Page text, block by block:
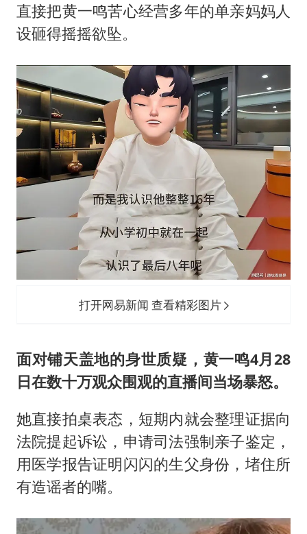
直接把黄一鸣苦心经营多年的单亲妈妈人
设砸得摇摇欲坠。
打开网易新闻 查看精彩图片
面对铺天盖地的身世质疑，黄一鸣4月28
日在数十万观众围观的直播间当场暴怒。
她直接拍桌表态，短期内就会整理证据向
法院提起诉讼，申请司法强制亲子鉴定，
用医学报告证明闪闪的生父身份，堵住所
有造谣者的嘴。